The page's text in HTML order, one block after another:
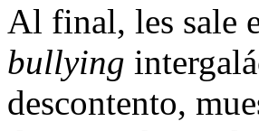
Al final, les sale
bullying
descontento,